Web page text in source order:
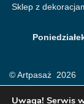
Sklep z
© Artpasaż 2026
Uwaga! Serwis